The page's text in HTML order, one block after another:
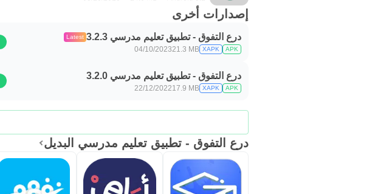
إصدارات أخرى
درع التفوق - تطبيق تعليم مدرسي 3.2.3
Latest
APK
XAPK
21.3 MB
04/10/2023
درع التفوق - تطبيق تعليم مدرسي 3.2.0
APK
XAPK
17.9 MB
22/12/2022
درع التفوق - تطبيق تعليم مدرسي البديل